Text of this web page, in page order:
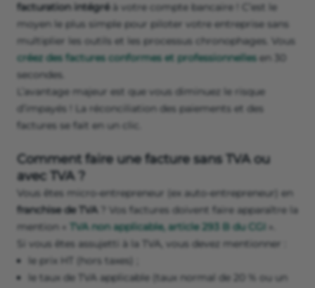
facturation intégré à votre compte bancaire ! C’est le
moyen le plus simple pour piloter votre entreprise sans
multiplier les outils et les processus chronophages. Vous
créez des factures conformes et professionnelles en 30
secondes.
L’avantage majeur est que vous diminuez le risque
d’impayés ! La réconciliation des paiements et des
factures se fait en un clic.
Comment faire une facture sans TVA ou
avec TVA ?
Vous êtes micro-entrepreneur (ex auto-entrepreneur) en
franchise de TVA ? Vos factures doivent faire apparaître la
mention « TVA non applicable, article 293 B du CGI ».
Si vous êtes assujetti à la TVA, vous devez mentionner :
le prix HT (hors taxes) ;
le taux de TVA applicable (taux normal de 20 % ou un